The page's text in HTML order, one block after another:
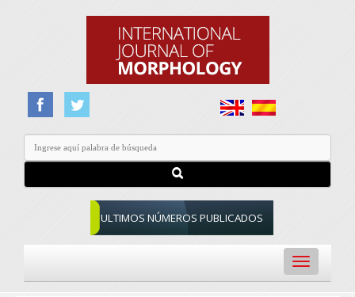
ULTIMOS NÚMEROS PUBLICADOS
Toggle
navigation